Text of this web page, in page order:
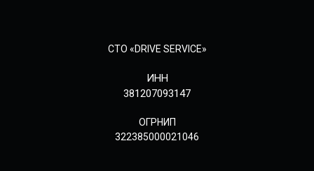
СТО «DRIVE SERVICE»
ИНН
381207093147
ОГРНИП
322385000021046